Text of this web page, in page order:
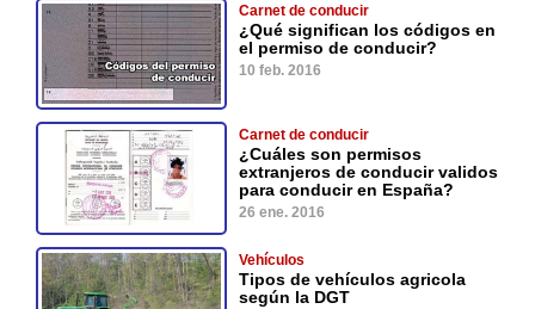
Carnet de conducir
¿Qué significan los códigos en
el permiso de conducir?
10 feb. 2016
Carnet de conducir
¿Cuáles son permisos
extranjeros de conducir validos
para conducir en España?
26 ene. 2016
Vehículos
Tipos de vehículos agricola
según la DGT